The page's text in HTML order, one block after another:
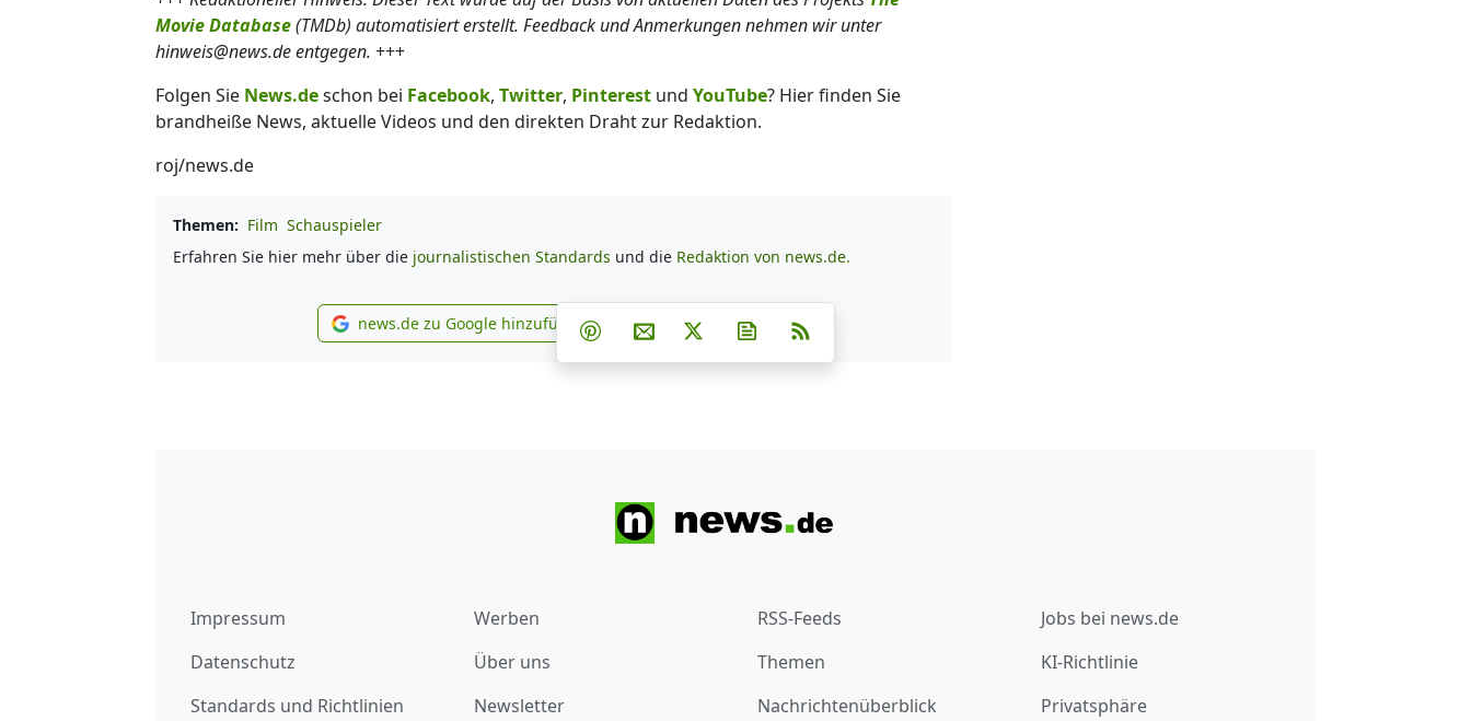
Movie Database(TMDb) automatisiert erstellt. Feedback und Anmerkungen nehmen wir unter
hinweis@news.de entgegen. +++
Folgen Sie News.deschon bei Facebook, Twitter, Pinterest und YouTube? Hier finden Sie
brandheiße News, aktuelle Videos und den direkten Draht zur Redaktion.
roj/news.de
Themen: Film Schauspieler
Erfahren Sie hier mehr über die journalistischen Standards und die Redaktion von news.de.
news.de zu Google hinzufügen
news.de zu Google hinzufügen Teilen auf Facebook
Teilen auf Whatsapp
Teilen auf Telegram
Teilen auf Pinterest
Per E-Mail teilen
Post auf XNewsletter abonnieren
Impressum
Datenschutz
Standards und Richtlinien
Werben
Über uns
Newsletter
RSS-Feeds
Themen
Nachrichtenüberblick
Jobs bei news.de
KI-Richtlinie
Privatsphäre